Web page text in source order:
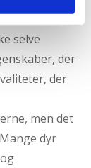
selve
der
der
men det
dyr